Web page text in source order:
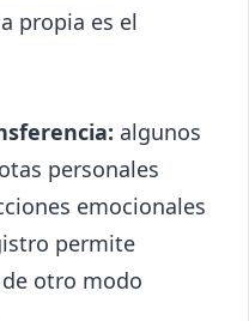
propia es el
algunos
personales
emocionales
permite
otro modo